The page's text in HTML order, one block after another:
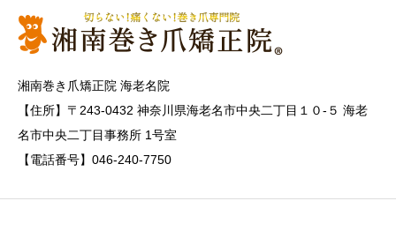
湘南巻き爪矯正院 海老名院
【住所】〒243-0432 神奈川県海老名市中央二丁目１０-５ 海老
名市中央二丁目事務所 1号室
【電話番号】046-240-7750